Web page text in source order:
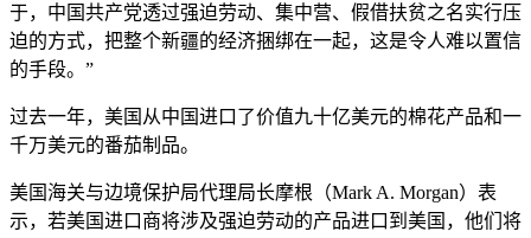
于，中国共产党透过强迫劳动、集中营、假借扶贫之名实行压
迫的方式，把整个新疆的经济捆绑在一起，这是令人难以置信
的手段。”
过去一年，美国从中国进口了价值九十亿美元的棉花产品和一
千万美元的番茄制品。
美国海关与边境保护局代理局长摩根（Mark A. Morgan）表
示，若美国进口商将涉及强迫劳动的产品进口到美国，他们将